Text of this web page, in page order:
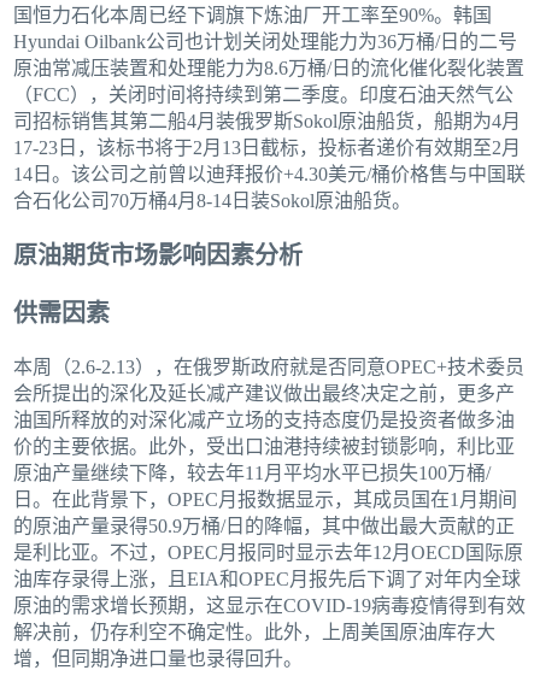
国恒力石化本周已经下调旗下炼油厂开工率至90%。韩国
Hyundai Oilbank公司也计划关闭处理能力为36万桶/日的二号
原油常减压装置和处理能力为8.6万桶/日的流化催化裂化装置
（FCC），关闭时间将持续到第二季度。印度石油天然气公
司招标销售其第二船4月装俄罗斯Sokol原油船货，船期为4月
17-23日，该标书将于2月13日截标，投标者递价有效期至2月
14日。该公司之前曾以迪拜报价+4.30美元/桶价格售与中国联
合石化公司70万桶4月8-14日装Sokol原油船货。
原油期货市场影响因素分析
供需因素
本周（2.6-2.13），在俄罗斯政府就是否同意OPEC+技术委员
会所提出的深化及延长减产建议做出最终决定之前，更多产
油国所释放的对深化减产立场的支持态度仍是投资者做多油
价的主要依据。此外，受出口油港持续被封锁影响，利比亚
原油产量继续下降，较去年11月平均水平已损失100万桶/
日。在此背景下，OPEC月报数据显示，其成员国在1月期间
的原油产量录得50.9万桶/日的降幅，其中做出最大贡献的正
是利比亚。不过，OPEC月报同时显示去年12月OECD国际原
油库存录得上涨，且EIA和OPEC月报先后下调了对年内全球
原油的需求增长预期，这显示在COVID-19病毒疫情得到有效
解决前，仍存利空不确定性。此外，上周美国原油库存大
增，但同期净进口量也录得回升。